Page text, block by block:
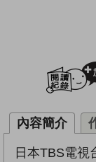
內容簡介
日本TBS電視